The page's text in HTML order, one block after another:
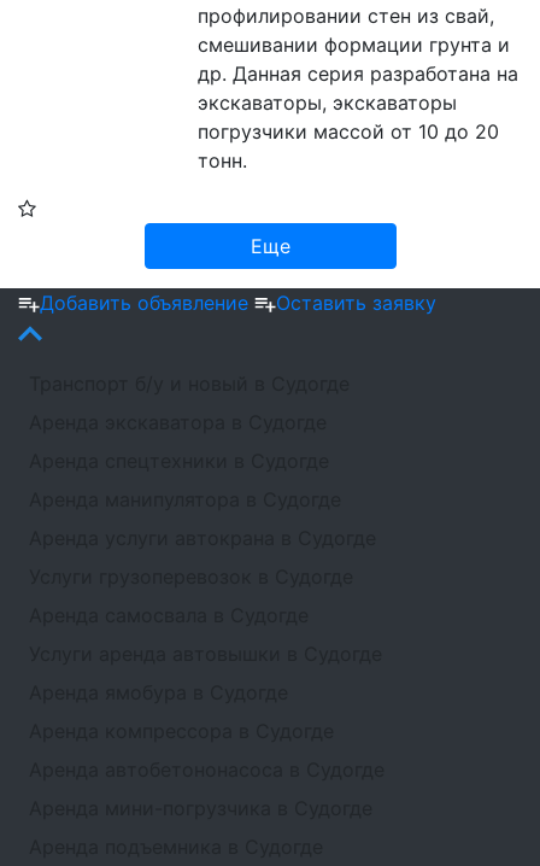
профилировании стен из свай,
смешивании формации грунта и
др. Данная серия разработана на
экскаваторы, экскаваторы
погрузчики массой от 10 до 20
тонн.
Еще
Добавить объявление Оставить заявку